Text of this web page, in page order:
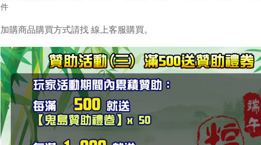
件
加購商品購買方式請找 線上客服購買。